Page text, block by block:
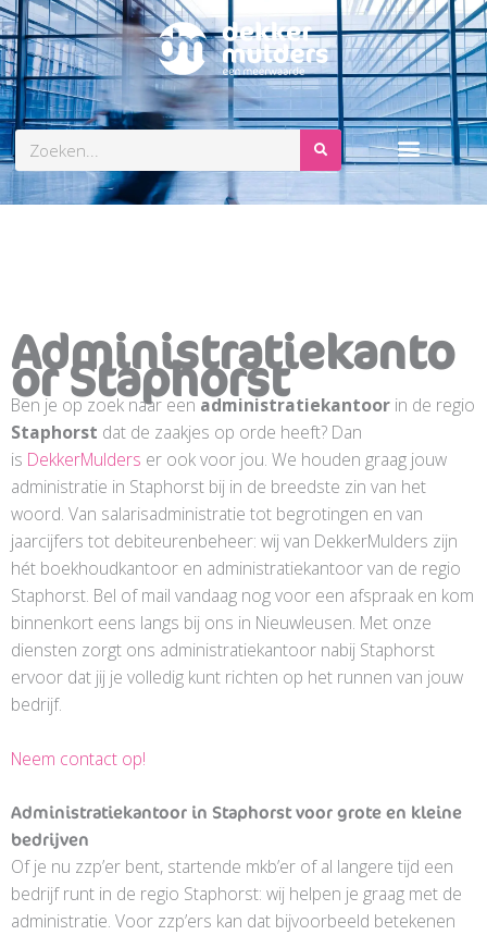
Zoeken
Administratiekanto
Or Staphorst
Ben je op zoek naar een administratiekantoor in de regio
Staphorst dat de zaakjes op orde heeft? Dan
is DekkerMulders er ook voor jou. We houden graag jouw
administratie in Staphorst bij in de breedste zin van het
woord. Van salarisadministratie tot begrotingen en van
jaarcijfers tot debiteurenbeheer: wij van DekkerMulders zijn
hét boekhoudkantoor en administratiekantoor van de regio
Staphorst. Bel of mail vandaag nog voor een afspraak en kom
binnenkort eens langs bij ons in Nieuwleusen. Met onze
diensten zorgt ons administratiekantoor nabij Staphorst
ervoor dat jij je volledig kunt richten op het runnen van jouw
bedrijf.
Neem contact op!
Administratiekantoor in Staphorst voor grote en kleine
bedrijven
Of je nu zzp’er bent, startende mkb’er of al langere tijd een
bedrijf runt in de regio Staphorst: wij helpen je graag met de
administratie. Voor zzp’ers kan dat bijvoorbeeld betekenen